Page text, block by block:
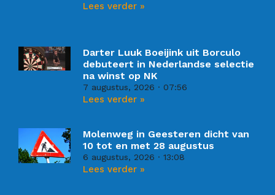
Lees verder »
Darter Luuk Boeijink uit Borculo
debuteert in Nederlandse selectie
na winst op NK
7 augustus, 2026 07:56
Lees verder »
Molenweg in Geesteren dicht van
10 tot en met 28 augustus
6 augustus, 2026 13:08
Lees verder »